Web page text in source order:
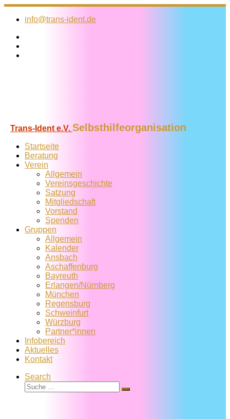
Zum
Inhalt
info@trans-ident.de
Trans-Ident e.V. Selbsthilfeorganisation
Startseite
Beratung
Verein
Allgemein
Vereins­geschichte
Satzung
Mitglied­schaft
Vorstand
Spenden
Gruppen
Allgemein
Kalender
Ansbach
Aschaffenburg
Bayreuth
Erlangen/Nürnberg
München
Regensburg
Schweinfurt
Würzburg
Partner*innen
Infobereich
Aktuelles
Kontakt
Search
Suche
Suche